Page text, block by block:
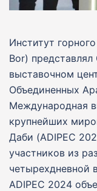
Институт
Bor)
выставочном
Объединенных
Международная
крупнейших
Даби (ADIPEC
участников из
четырехдневной
ADIPEC 2024